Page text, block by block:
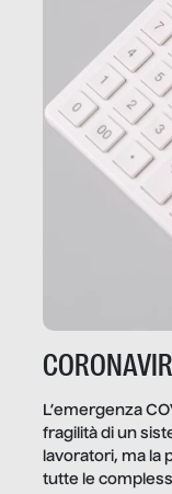
L’emergenza
fragilità di un
lavoratori, ma la
tutte le